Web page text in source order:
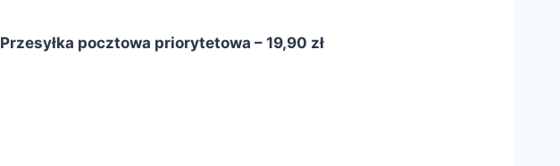
Przesyłka pocztowa priorytetowa – 19,90 zł